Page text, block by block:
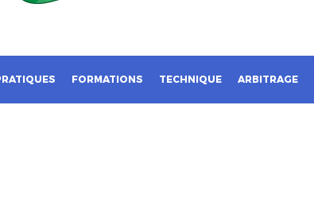
FORMATIONS TECHNIQUE ARBITRAGE